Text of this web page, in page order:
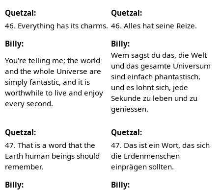
Quetzal:
Quetzal:
46. Everything has its charms. 46. Alles hat seine Reize.
Billy:
Billy:
You're telling me; the world
and the whole Universe are
simply fantastic, and it is
worthwhile to live and enjoy
every second.
Wem sagst du das, die Welt
und das gesamte Universum
sind einfach phantastisch,
und es lohnt sich, jede
Sekunde zu leben und zu
geniessen.
Quetzal:
Quetzal:
47. That is a word that the
Earth human beings should
remember.
47. Das ist ein Wort, das sich
die Erdenmenschen
einprägen sollten.
Billy:
Billy: